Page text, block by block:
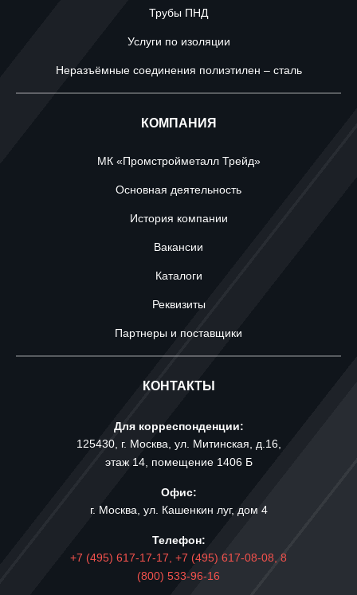
Трубы ПНД
Услуги по изоляции
Неразъёмные соединения полиэтилен – сталь
КОМПАНИЯ
МК «Промстройметалл Трейд»
Основная деятельность
История компании
Вакансии
Каталоги
Реквизиты
Партнеры и поставщики
КОНТАКТЫ
Для корреспонденции:
125430, г. Москва, ул. Митинская, д.16,
этаж 14, помещение 1406 Б
Офис:
г. Москва, ул. Кашенкин луг, дом 4
Телефон:
+7 (495) 617-17-17, +7 (495) 617-08-08, 8
(800) 533-96-16